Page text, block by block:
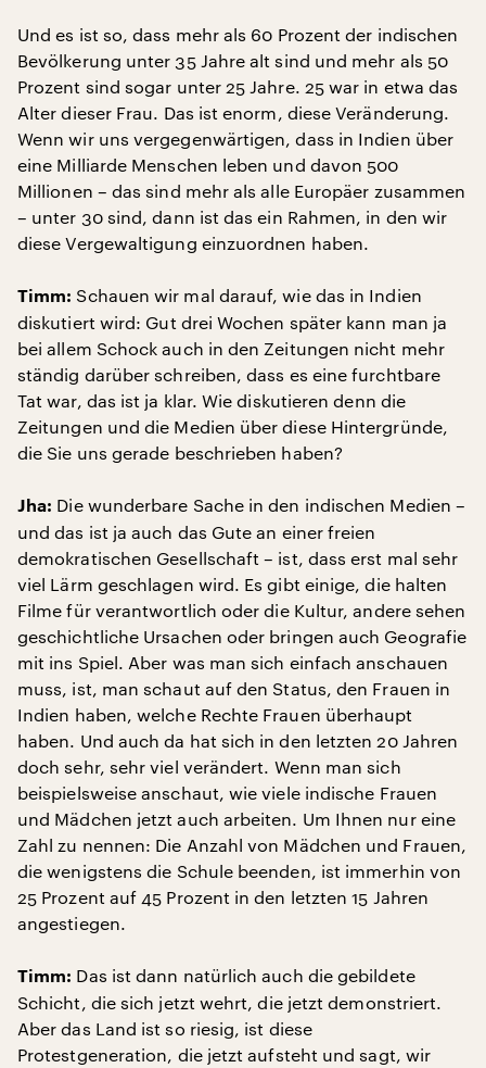
Und es ist so, dass mehr als 60 Prozent der indischen
Bevölkerung unter 35 Jahre alt sind und mehr als 50
Prozent sind sogar unter 25 Jahre. 25 war in etwa das
Alter dieser Frau. Das ist enorm, diese Veränderung.
Wenn wir uns vergegenwärtigen, dass in Indien über
eine Milliarde Menschen leben und davon 500
Millionen – das sind mehr als alle Europäer zusammen
– unter 30 sind, dann ist das ein Rahmen, in den wir
diese Vergewaltigung einzuordnen haben.
Timm: Schauen wir mal darauf, wie das in Indien
diskutiert wird: Gut drei Wochen später kann man ja
bei allem Schock auch in den Zeitungen nicht mehr
ständig darüber schreiben, dass es eine furchtbare
Tat war, das ist ja klar. Wie diskutieren denn die
Zeitungen und die Medien über diese Hintergründe,
die Sie uns gerade beschrieben haben?
Jha: Die wunderbare Sache in den indischen Medien –
und das ist ja auch das Gute an einer freien
demokratischen Gesellschaft – ist, dass erst mal sehr
viel Lärm geschlagen wird. Es gibt einige, die halten
Filme für verantwortlich oder die Kultur, andere sehen
geschichtliche Ursachen oder bringen auch Geografie
mit ins Spiel. Aber was man sich einfach anschauen
muss, ist, man schaut auf den Status, den Frauen in
Indien haben, welche Rechte Frauen überhaupt
haben. Und auch da hat sich in den letzten 20 Jahren
doch sehr, sehr viel verändert. Wenn man sich
beispielsweise anschaut, wie viele indische Frauen
und Mädchen jetzt auch arbeiten. Um Ihnen nur eine
Zahl zu nennen: Die Anzahl von Mädchen und Frauen,
die wenigstens die Schule beenden, ist immerhin von
25 Prozent auf 45 Prozent in den letzten 15 Jahren
angestiegen.
Timm: Das ist dann natürlich auch die gebildete
Schicht, die sich jetzt wehrt, die jetzt demonstriert.
Aber das Land ist so riesig, ist diese
Protestgeneration, die jetzt aufsteht und sagt, wir